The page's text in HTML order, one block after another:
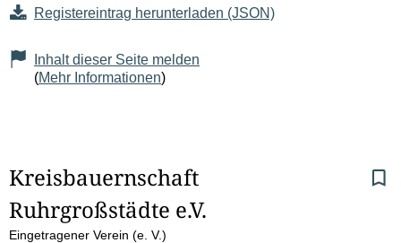
Registereintrag herunterladen (JSON)
Inhalt dieser Seite melden
(Mehr Informationen)
S
e
Kreisbauernschaft
Ruhrgroßstädte e.V.
Eingetragener Verein (e. V.)